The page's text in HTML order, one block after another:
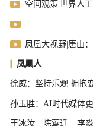
空间观策|世界人
凤凰大视野|唐山
凤凰人
徐威：坚持乐观 拥抱
孙玉胜：AI时代媒体
王冰汝 陈莺迁 李淼